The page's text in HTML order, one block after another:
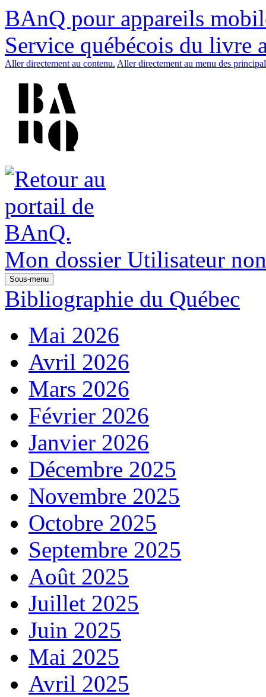
BAnQ pour appareils
Service québécois du livre
Aller directement au contenu. Aller directement au menu des
Mon dossier Utilisateur
Sous-menu
Bibliographie du Québec
Mai 2026
Avril 2026
Mars 2026
Février 2026
Janvier 2026
Décembre 2025
Novembre 2025
Octobre 2025
Septembre 2025
Août 2025
Juillet 2025
Juin 2025
Mai 2025
Avril 2025